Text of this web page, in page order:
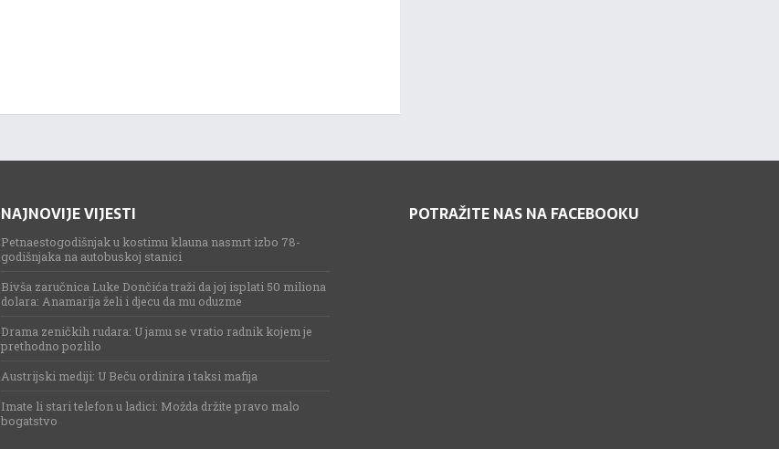
NAJNOVIJE VIJESTI
Petnaestogodišnjak u kostimu klauna nasmrt izbo 78-
godišnjaka na autobuskoj stanici
Bivša zaručnica Luke Dončića traži da joj isplati 50 miliona
dolara: Anamarija želi i djecu da mu oduzme
Drama zeničkih rudara: U jamu se vratio radnik kojem je
prethodno pozlilo
Austrijski mediji: U Beču ordinira i taksi mafija
Imate li stari telefon u ladici: Možda držite pravo malo
bogatstvo
POTRAŽITE NAS NA FACEBOOKU